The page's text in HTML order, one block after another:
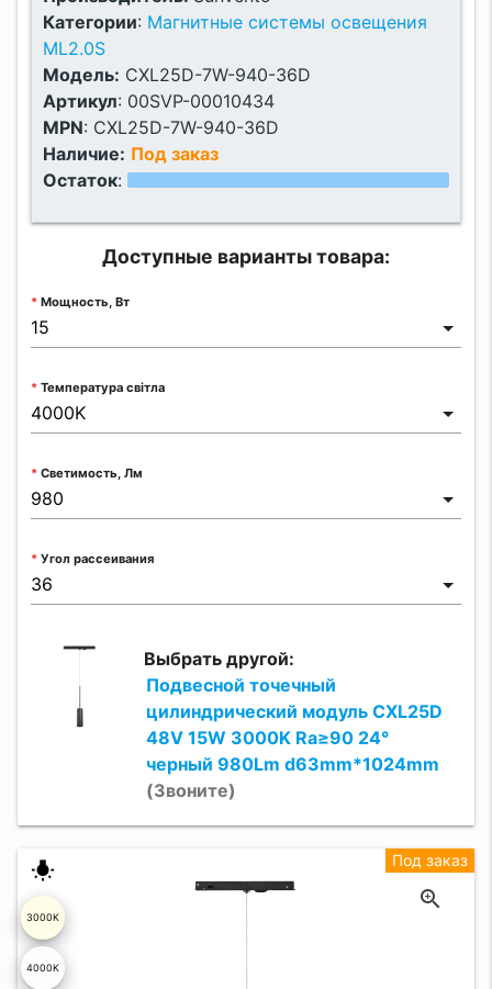
Категории: Магнитные системы освещения
ML2.0S
Модель: CXL25D-7W-940-36D
Артикул: 00SVP-00010434
MPN: CXL25D-7W-940-36D
Наличие: Под заказ
Остаток:
Доступные варианты товара:
Мощность, Вт
Температура світла
Светимость, Лм
Угол рассеивания
Выбрать другой:
Подвесной точечный
цилиндрический модуль CXL25D
48V 15W 3000K Ra≥90 24°
черный 980Lm d63mm*1024mm
(Звоните)
wb_incandescent
3000K
4000K
Под заказ